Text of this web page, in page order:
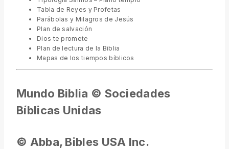
Tabla de Reyes y Profetas
Parábolas y Milagros de Jesús
Plan de salvación
Dios te promete
Plan de lectura de la Biblia
Mapas de los tiempos bíblicos
Mundo Biblia © Sociedades
Bíblicas Unidas
© Abba, Bibles USA Inc.